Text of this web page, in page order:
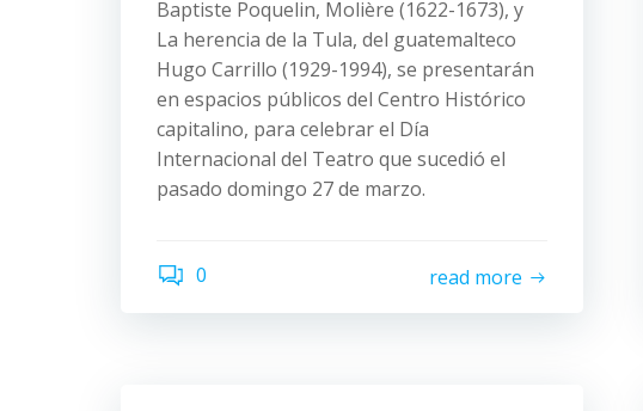
Baptiste Poquelin, Molière (1622-1673), y
La herencia de la Tula, del guatemalteco
Hugo Carrillo (1929-1994), se presentarán
en espacios públicos del Centro Histórico
capitalino, para celebrar el Día
Internacional del Teatro que sucedió el
pasado domingo 27 de marzo.
0 read more